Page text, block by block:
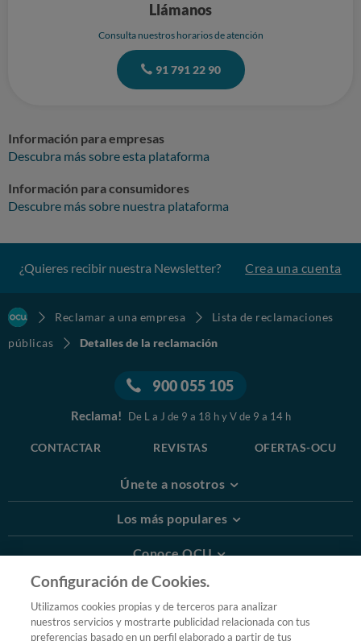
Llámanos
Consulta nuestros horarios de atención
91 791 22 90
Información para empresas
Descubra más sobre esta plataforma
Información para consumidores
Descubre más sobre nuestra plataforma
¿Quieres recibir nuestra Newsletter? Crea una cuenta
Reclamar a una empresa
Lista de reclamaciones
públicas
Detalles de la reclamación
900 055 105
Reclama! De L a J de 9 a 18 h y V de 9 a 14 h
CONTACTAR REVISTAS OFERTAS-OCU
Únete a nosotros
Los más populares
Conoce OCU
Más Información
© 2026 OCU
Configuración de Cookies.
Utilizamos cookies propias y de terceros para analizar
nuestros servicios y mostrarte publicidad relacionada con tus
preferencias basado en un perfil elaborado a partir de tus